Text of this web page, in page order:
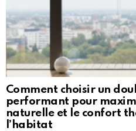
Comment choisir un
performant pour
naturelle et le confort
l’habitat